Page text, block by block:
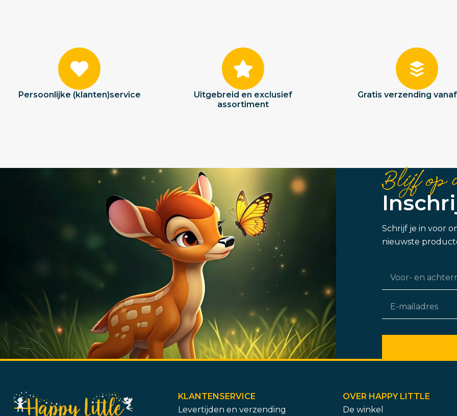
Persoonlijke (klanten)service
Uitgebreid en exclusief
assortiment
Gratis verzending
Blijf op
Schrijf je in voor
nieuwste
KLANTENSERVICE
Levertijden en verzending
OVER HAPPY LITTLE
De winkel